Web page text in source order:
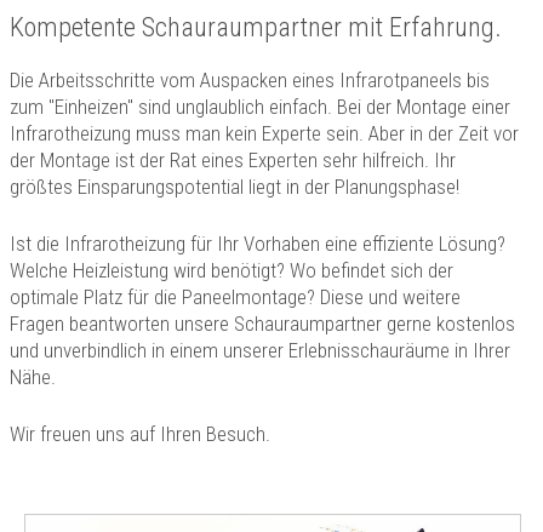
Kompetente Schauraumpartner mit Erfahrung.
Die Arbeitsschritte vom Auspacken eines Infrarotpaneels bis
zum "Einheizen" sind unglaublich einfach. Bei der Montage einer
Infrarotheizung muss man kein Experte sein. Aber in der Zeit vor
der Montage ist der Rat eines Experten sehr hilfreich. Ihr
größtes Einsparungspotential liegt in der Planungsphase!
Ist die Infrarotheizung für Ihr Vorhaben eine effiziente Lösung?
Welche Heizleistung wird benötigt? Wo befindet sich der
optimale Platz für die Paneelmontage? Diese und weitere
Fragen beantworten unsere Schauraumpartner gerne kostenlos
und unverbindlich in einem unserer Erlebnisschauräume in Ihrer
Nähe.
Wir freuen uns auf Ihren Besuch.